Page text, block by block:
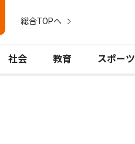
総合TOPへ
社会 教育 スポーツ